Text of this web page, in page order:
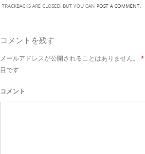
TRACKBACKS ARE CLOSED, BUT YOU CAN POST A COMMENT.
コメントを残す
メールアドレスが公開されることはありません。 *
目です
コメント